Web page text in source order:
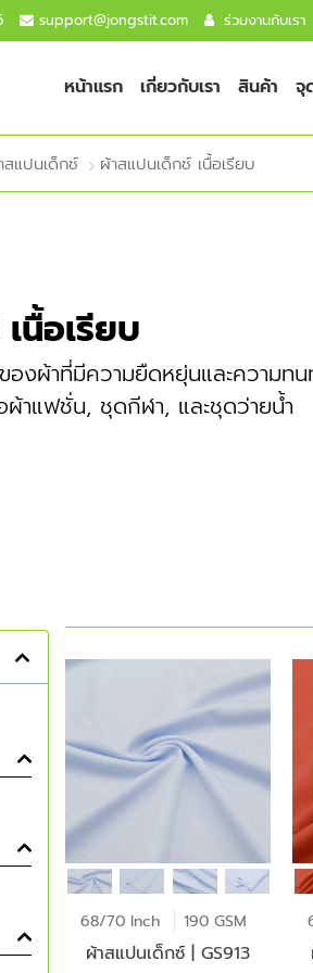
support@jongstit.com ร่วมงานกับเรา
หน้าแรก เกี่ยวกับเรา สินค้า จุ
สแปนเด็กซ์ ผ้าสแปนเด็กซ์ เนื้อเรียบ
นื้อเรียบ
งผ้าที่มีความยืดหยุ่นและความทน
ผ้าแฟชั่น, ชุดกีฬา, และชุดว่ายน้ำ
68/70 Inch 190 GSM
ผ้าสแปนเด็กซ์ | GS913